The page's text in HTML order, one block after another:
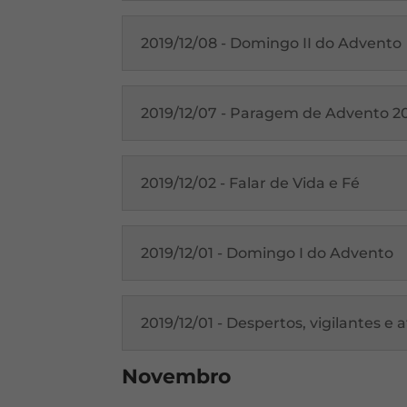
2019/12/08 - Domingo II do Advento
2019/12/07 - Paragem de Advento
2019/12/02 - Falar de Vida e Fé
2019/12/01 - Domingo I do Advento
2019/12/01 - Despertos, vigilantes e
Novembro